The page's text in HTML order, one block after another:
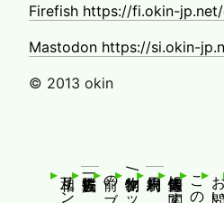
Firefish https://fi.okin-jp.net/
Mastodon https://si.okin-
© 2013 okin
相互リンク